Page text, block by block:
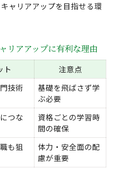
ャリアアップを目指せる環
リアアップに有利な理由
ト
注意点
技術
基礎を飛ばさず学
ぶ必要
つな
資格ごとの学習時
間の確保
も狙
体力・安全面の配
慮が重要